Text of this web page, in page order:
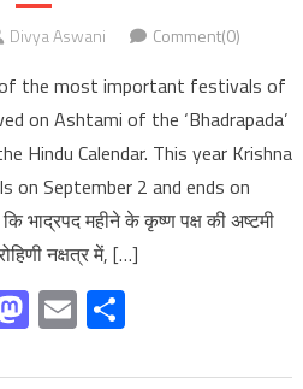
Divya Aswani Comment(0)
of the most important festivals of
on Ashtami of the ‘Bhadrapada’
Hindu Calendar. This year Krishna
on September 2 and ends on
भाद्रपद महीने के कृष्ण पक्ष की अष्टमी
नक्षत्र में, […]
Mastodon
Email